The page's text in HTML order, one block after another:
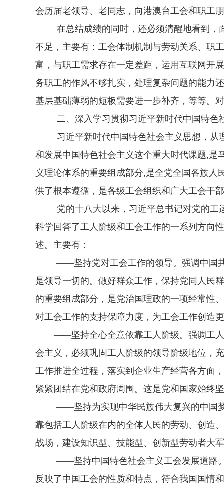
会历届老领导、老同志，向港澳台工会和职工
在总结成绩的同时，还必须清醒地看到
不足，主要有：工会体制机制与劳动关系、职
富，与职工需求存在一定差距，运用互联网开
务职工的作风不够扎实，处理复杂问题的能力
基层基础薄弱的短板需要进一步补齐，等等。
二、深入学习贯彻习近平新时代中国特
习近平新时代中国特色社会主义思想，
和发展中国特色社会主义这个重大时代课题,是
义理论体系的重要组成部分,是全党全国各族人
供了根本遵循，是各级工会组织和广大工会干
党的十八大以来，习近平总书记对党的
科学回答了工人阶级和工会工作的一系列方向
述。主要有：
——坚持党对工会工作的领导。 强调 中国
是领导一切的。 做好群众工作，保持党同人民
的重要组成部分 ， 是党治国理政的一项经常性
对工会工作的支持保障力度，为工会工作创造
——坚持全心全意依靠工人阶级。 强调工
会主义，必须巩固工人阶级的领导阶级地位，
工作推进全过程，落实到企业生产经营各方面
紧紧团结在党和政府周围。这是党和国家始终
——坚持为实现中华民族伟大复兴的中国
靠包括工人阶级在内的全体人民的劳动、创造
战场， 建设知识型、技能型、创新型劳动者大军
——坚持中国特色社会主义工会发展道路
反映了中国工会的性质和特点，符合我国国情